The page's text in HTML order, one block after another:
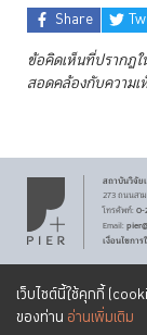
เว็บไซต์นี้ใช้คุกกี้
ของท่าน อ่านเพิ่มเติม
Share
ข้อคิดเห็นที่ปรากฏใ
สอดคล้องกับความ
สถาบันวิจัย
273 ถนนสา
โทรศัพท์: 0-
Email:
เงื่อนไขการ
เอกสารเผยแพร่ทุกชิ้นสงวนสิทธิ์ภ
Attribution-NonCommercial-